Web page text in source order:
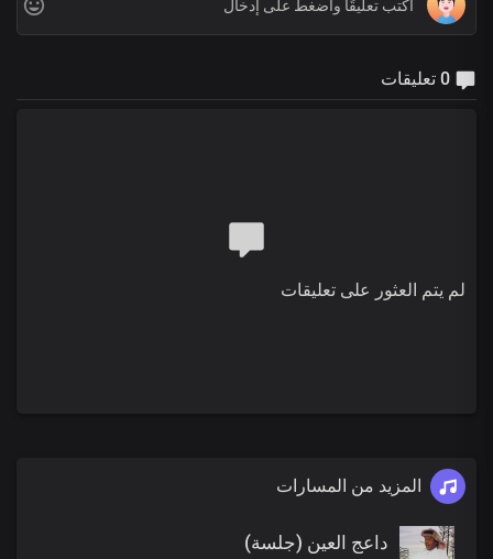
لم يتم العثور على تعليقات
المزيد من المسارات
داعج العين (جلسة)